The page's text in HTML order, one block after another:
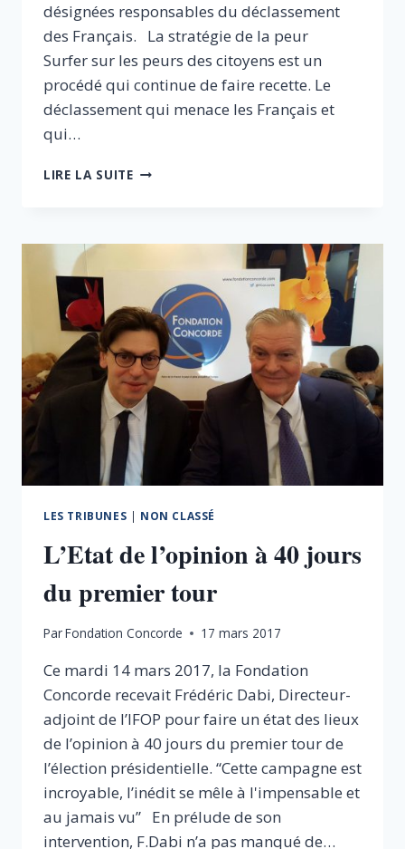
désignées responsables du déclassement
des Français. La stratégie de la peur
Surfer sur les peurs des citoyens est un
procédé qui continue de faire recette. Le
déclassement qui menace les Français et
qui…
LIRE LA SUITEL’UBUESQUE
EFFICACE
LES TRIBUNES | NON CLASSÉ
L’Etat de l’opinion à 40 jours
du premier tour
ParFondation Concorde 17 mars 2017
Ce mardi 14 mars 2017, la Fondation
Concorde recevait Frédéric Dabi, Directeur-
adjoint de l’IFOP pour faire un état des lieux
de l’opinion à 40 jours du premier tour de
l’élection présidentielle. “Cette campagne est
incroyable, l’inédit se mêle à l'impensable et
au jamais vu” En prélude de son
intervention, F.Dabi n’a pas manqué de…